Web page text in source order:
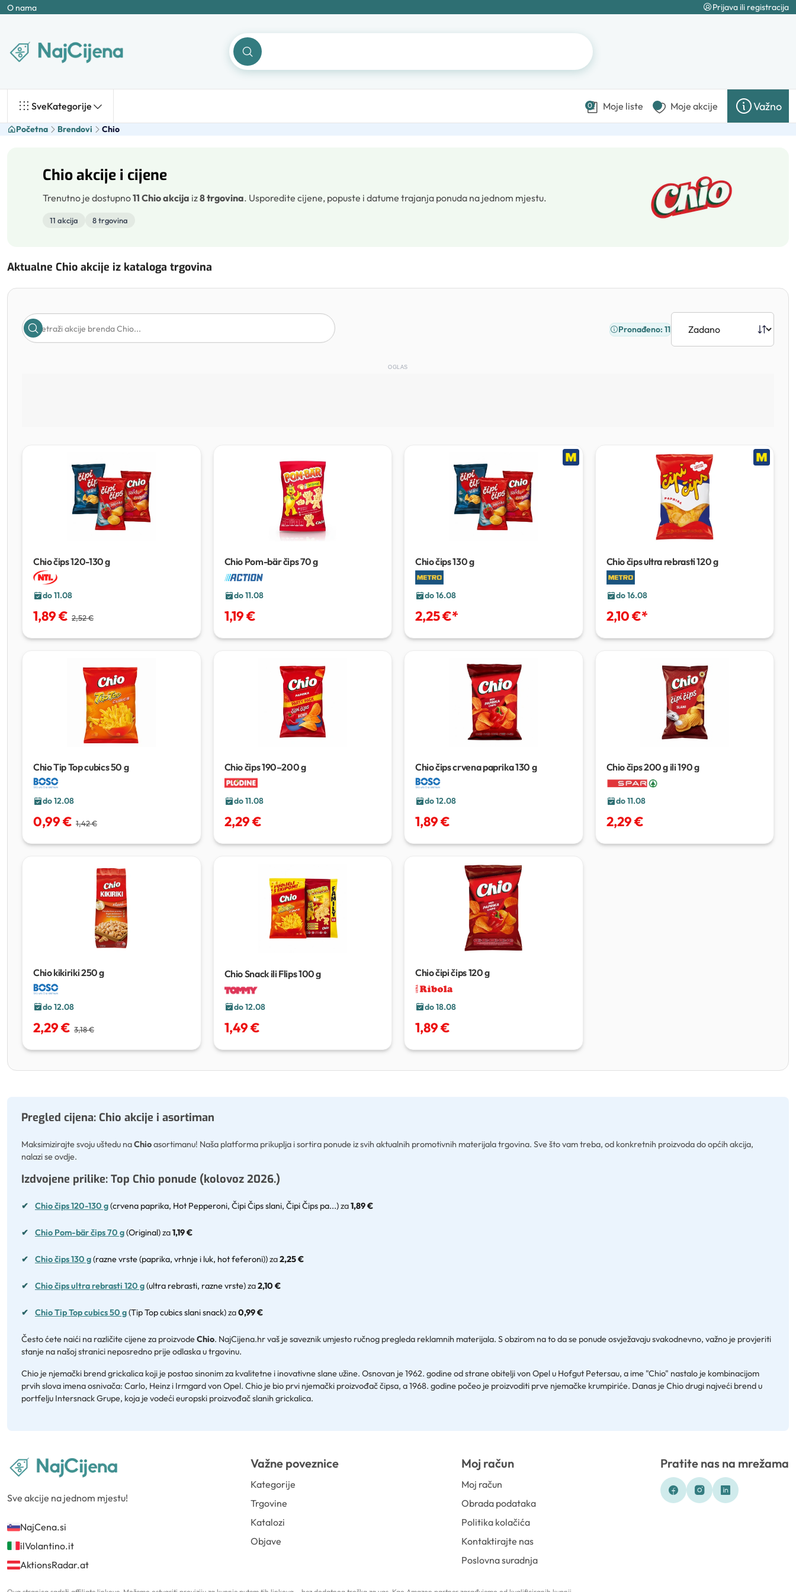
O nama Prijava ili registracija
SveKategorije 0 Moje liste Moje akcije Važno
Početna Brendovi Chio
Chio akcije i cijene
Trenutno je dostupno11 Chio akcija iz8 trgovina. Usporedite cijene, popuste i datume trajanja ponuda na jednom mjestu.
11 akcija 8 trgovina
Aktualne Chio akcije iz kataloga trgovina
Pronađeno: 11
OGLAS
Chio čips120-130 g
do 11.08
1,89 € 2,52 €
Chio Pom-bär čips70 g
do 11.08
1,19 €
Chio čips130 g
do 16.08
2,25 €*
Chio čips ultra rebrasti120 g
do 16.08
2,10 €*
Chio Tip Top cubics50 g
do 12.08
0,99 € 1,42 €
Chio čips190–200 g
do 11.08
2,29 €
Chio čips crvena paprika130 g
do 12.08
1,89 €
Chio čips200 g ili 190 g
do 11.08
2,29 €
Chio kikiriki250 g
do 12.08
2,29 € 3,18 €
Chio Snack ili Flips100 g
do 12.08
1,49 €
Chio čipi čips120 g
do 18.08
1,89 €
Pregled cijena: Chio akcije i asortiman
Maksimizirajte svoju uštedu naChioasortimanu! Naša platforma prikuplja i sortira ponude iz svih aktualnih promotivnih materijala trgovina. Sve što vam treba, od konkretnih proizvoda do općih akcija,
nalazi se ovdje.
Izdvojene prilike: Top Chio ponude (kolovoz 2026.)
✔ Chio čips 120-130 g(crvena paprika, Hot Pepperoni, Čipi Čips slani, Čipi Čips pa...)za1,89 €
✔ Chio Pom-bär čips 70 g(Original)za1,19 €
✔ Chio čips 130 g(razne vrste (paprika, vrhnje i luk, hot feferoni))za2,25 €
✔ Chio čips ultra rebrasti 120 g(ultra rebrasti, razne vrste)za2,10 €
✔ Chio Tip Top cubics 50 g(Tip Top cubics slani snack)za0,99 €
Često ćete naići na različite cijene za proizvodeChio. NajCijena.hr vaš je saveznik umjesto ručnog pregleda reklamnih materijala. S obzirom na to da se ponude osvježavaju svakodnevno, važno je provjeriti
stanje na našoj stranici neposredno prije odlaska u trgovinu.
Chio je njemački brend grickalica koji je postao sinonim za kvalitetne i inovativne slane užine. Osnovan je 1962. godine od strane obitelji von Opel u Hofgut Petersau, a ime "Chio" nastalo je kombinacijom
prvih slova imena osnivača: Carlo, Heinz i Irmgard von Opel. Chio je bio prvi njemački proizvođač čipsa, a 1968. godine počeo je proizvoditi prve njemačke krumpiriće. Danas je Chio drugi najveći brend u
portfelju Intersnack Grupe, koja je vodeći europski proizvođač slanih grickalica.
Sve akcije na jednom mjestu!
NajCena.si
ilVolantino.it
AktionsRadar.at
Važne poveznice
Kategorije
Trgovine
Katalozi
Objave
Moj račun
Moj račun
Obrada podataka
Politika kolačića
Kontaktirajte nas
Poslovna suradnja
Pratite nas na mrežama